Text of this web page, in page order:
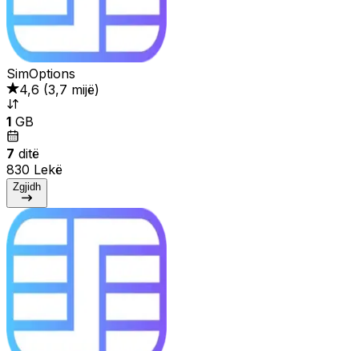
SimOptions
4,6 (3,7 mijë)
1 GB
7 ditë
830 Lekë
Zgjidh